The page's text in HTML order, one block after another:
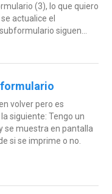
(3), lo que quiero
actualice el
siguen...
volver pero es
siguiente: Tengo un
se muestra en pantalla
si se imprime o no.